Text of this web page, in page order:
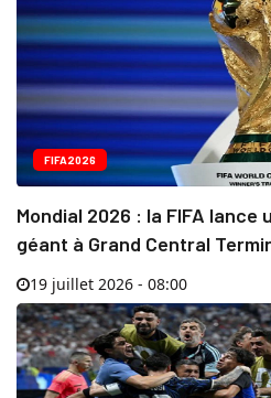
FIFA2026
Mondial 2026 : la FIFA lance
géant à Grand Central
19 juillet 2026 - 08:00